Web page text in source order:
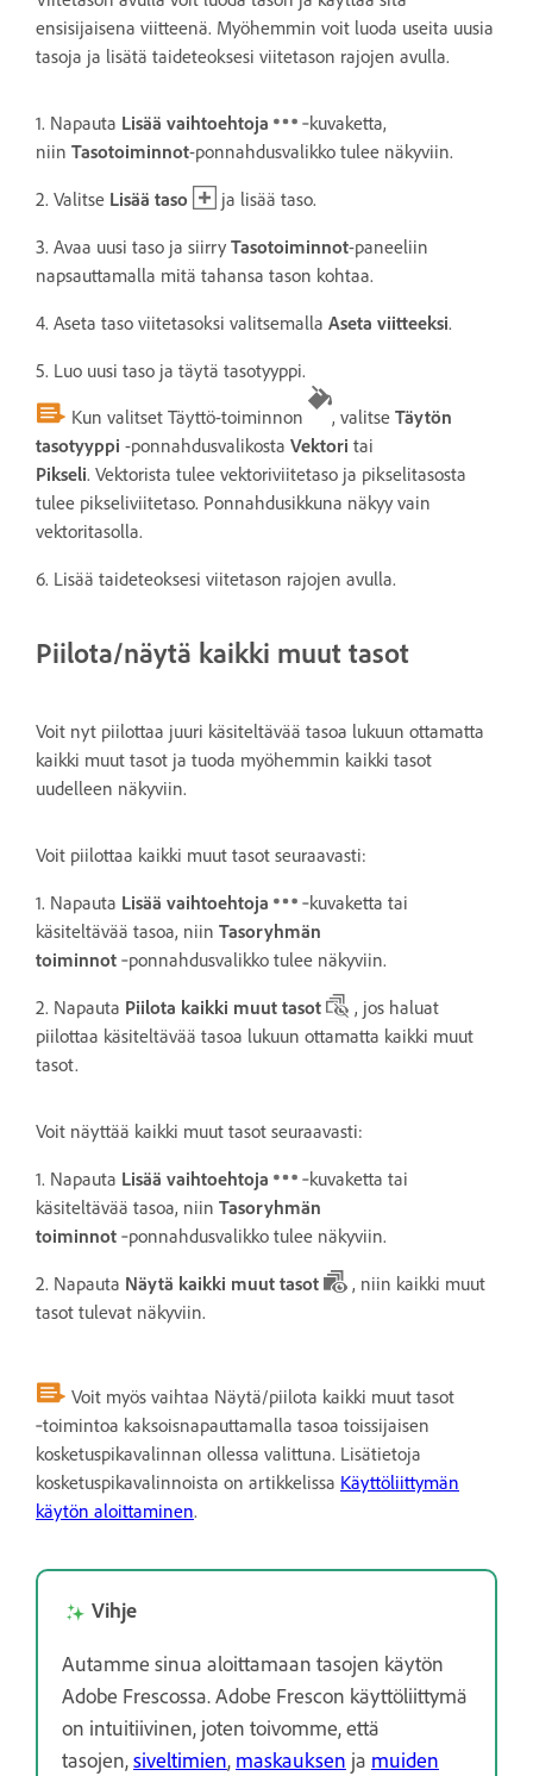
ensisijaisena viitteenä. Myöhemmin voit luoda useita uusia
tasoja ja lisätä taideteoksesi viitetason rajojen avulla.
1. Napauta Lisää vaihtoehtoja
‑kuvaketta,
niin Tasotoiminnot-ponnahdusvalikko tulee näkyviin.
2. Valitse Lisää taso ja lisää taso.
3. Avaa uusi taso ja siirry Tasotoiminnot-paneeliin
napsauttamalla mitä tahansa tason kohtaa.
4. Aseta taso viitetasoksi valitsemalla Aseta viitteeksi.
5. Luo uusi taso ja täytä tasotyyppi.
Kun valitset Täyttö-toiminnon , valitse Täytön
tasotyyppi -ponnahdusvalikosta Vektori tai
Pikseli. Vektorista tulee vektoriviitetaso ja pikselitasosta
tulee pikseliviitetaso. Ponnahdusikkuna näkyy vain
vektoritasolla.
6. Lisää taideteoksesi viitetason rajojen avulla.
Piilota/näytä kaikki muut tasot
Voit nyt piilottaa juuri käsiteltävää tasoa lukuun ottamatta
kaikki muut tasot ja tuoda myöhemmin kaikki tasot
uudelleen näkyviin.
Voit piilottaa kaikki muut tasot seuraavasti:
1. Napauta Lisää vaihtoehtoja
‑kuvaketta tai
käsiteltävää tasoa, niin Tasoryhmän
toiminnot ‑ponnahdusvalikko tulee näkyviin.
2. Napauta Piilota kaikki muut tasot
, jos haluat
piilottaa käsiteltävää tasoa lukuun ottamatta kaikki muut
tasot.
Voit näyttää kaikki muut tasot seuraavasti:
1. Napauta Lisää vaihtoehtoja
‑kuvaketta tai
käsiteltävää tasoa, niin Tasoryhmän
toiminnot ‑ponnahdusvalikko tulee näkyviin.
2. Napauta Näytä kaikki muut tasot
, niin kaikki muut
tasot tulevat näkyviin.
Voit myös vaihtaa Näytä/piilota kaikki muut tasot
‑toimintoa kaksoisnapauttamalla tasoa toissijaisen
kosketuspikavalinnan ollessa valittuna. Lisätietoja
kosketuspikavalinnoista on artikkelissa Käyttöliittymän
käytön aloittaminen.
Vihje
Autamme sinua aloittamaan tasojen käytön
Adobe Frescossa. Adobe Frescon käyttöliittymä
on intuitiivinen, joten toivomme, että
tasojen,siveltimien, maskauksen ja muiden